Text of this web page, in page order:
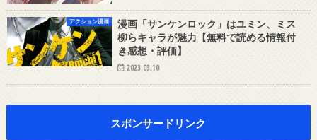
アクション漫画
漫画「サンケンロック」はユミン、ミス
柳らキャラが魅力【無料で読める情報付
き感想・評価】
2023.03.10
スポンサードリンク